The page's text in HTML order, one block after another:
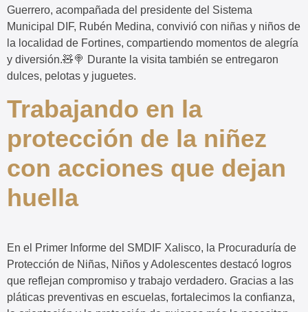
Guerrero, acompañada del presidente del Sistema
Municipal DIF, Rubén Medina, convivió con niñas y niños de
la localidad de Fortines, compartiendo momentos de alegría
y diversión.🧸🍭 Durante la visita también se entregaron
dulces, pelotas y juguetes.
Trabajando en la
protección de la niñez
con acciones que dejan
huella
En el Primer Informe del SMDIF Xalisco, la Procuraduría de
Protección de Niñas, Niños y Adolescentes destacó logros
que reflejan compromiso y trabajo verdadero. Gracias a las
pláticas preventivas en escuelas, fortalecimos la confianza,